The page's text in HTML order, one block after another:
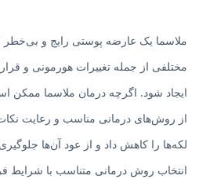
ملاسما یک عارضه پوستی رایج و بی‌خطر
مختلفی از جمله تغییرات هورمونی و
ایجاد شود. اگرچه درمان ملاسما ممکن
از روش‌های درمانی مناسب و رعایت
لکه‌ها را کاهش داد و از عود آن‌ها
انتخاب روش درمانی متناسب با شرایط